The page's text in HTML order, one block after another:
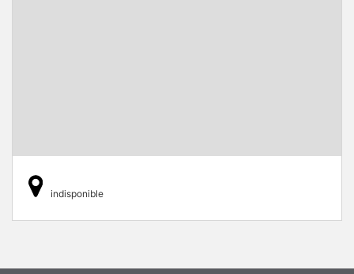
indisponible